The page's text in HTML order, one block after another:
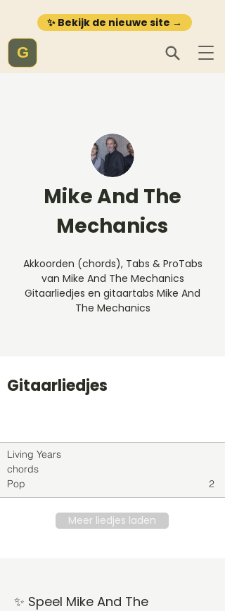
✨ Bekijk de nieuwe site →
G
Mike And The
Mechanics
Akkoorden (chords), Tabs & ProTabs
van Mike And The Mechanics
Gitaarliedjes en gitaartabs Mike And
The Mechanics
Gitaarliedjes
Living Years
chords
Pop
2
Meer liedjes laden
✨ Speel Mike And The